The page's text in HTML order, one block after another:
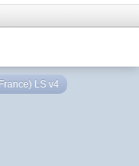
LS v4